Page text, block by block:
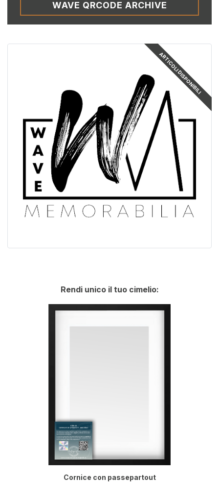
ARTICOLI DISPONIBILI
Rendi unico il tuo cimelio:
Cornice con passepartout
WAVE QRCODE ARCHIVE